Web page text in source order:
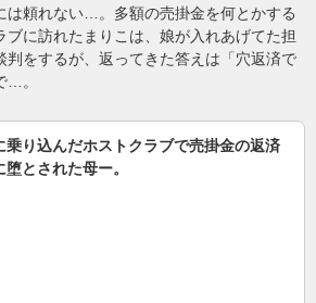
は頼れない…。多額の売掛金を何とかする
ブに訪れたまりこは、娘が入れあげてた担
判をするが、返ってきた答えは「穴返済で
…。
乗り込んだホストクラブで売掛金の返済
とされた母ー。